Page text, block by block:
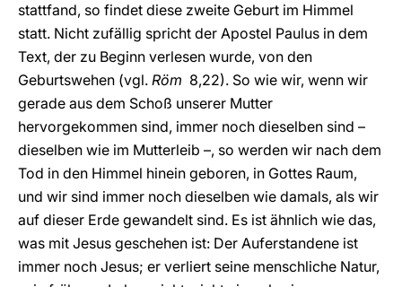
stattfand, so findet diese zweite Geburt im Himmel
statt. Nicht zufällig spricht der Apostel Paulus in dem
Text, der zu Beginn verlesen wurde, von den
Geburtswehen (vgl. Röm 8,22). So wie wir, wenn wir
gerade aus dem Schoß unserer Mutter
hervorgekommen sind, immer noch dieselben sind –
dieselben wie im Mutterleib –, so werden wir nach dem
Tod in den Himmel hinein geboren, in Gottes Raum,
und wir sind immer noch dieselben wie damals, als wir
auf dieser Erde gewandelt sind. Es ist ähnlich wie das,
was mit Jesus geschehen ist: Der Auferstandene ist
immer noch Jesus; er verliert seine menschliche Natur,